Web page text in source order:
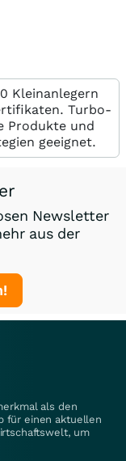
Kleinanlegern
Turbo-
Produkte und
geeignet.
Newsletter
aus der
als den
für einen aktuellen
um